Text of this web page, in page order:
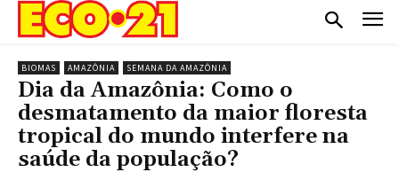
BIOMAS AMAZÔNIA SEMANA DA AMAZÔNIA
Dia da Amazônia: Como o
desmatamento da maior floresta
tropical do mundo interfere na
saúde da população?